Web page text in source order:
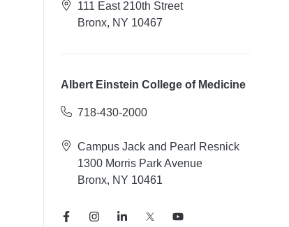
111 East 210th Street
Bronx, NY 10467
Albert Einstein College of Medicine
718-430-2000
Campus Jack and Pearl Resnick
1300 Morris Park Avenue
Bronx, NY 10461